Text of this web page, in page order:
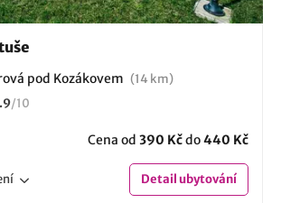
pod Kozákovem (14 km)
/10
Cena od 390 Kčdo440 Kč
Detailubytování